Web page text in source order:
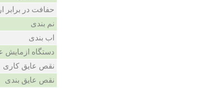
حفافت در برابر
نم بندی
اب بندی
دستگاه ازمایش
نقص عایق کاری
نقص عایق بندی